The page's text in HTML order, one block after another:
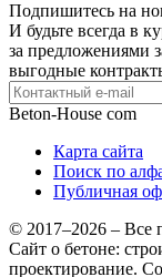
Подпишитесь на
И будьте всегда в
за предложениями
выгодные
Beton-House com
Карта сайта
Поиск по
Публичная
© 2017–2026 – Все
Сайт о бетоне:
проектирование.